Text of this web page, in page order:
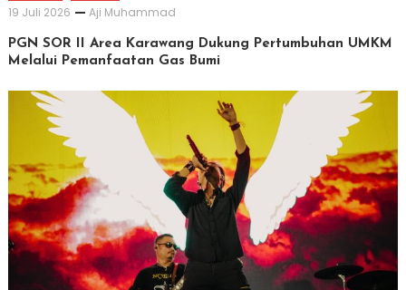
19 Juli 2026
Aji Muhammad
PGN SOR II Area Karawang Dukung Pertumbuhan UMKM
Melalui Pemanfaatan Gas Bumi